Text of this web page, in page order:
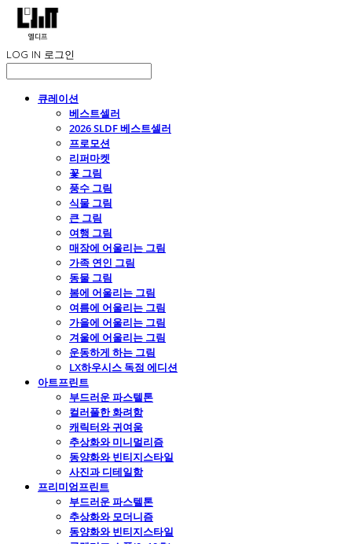
LOG IN 로그인
큐레이션
베스트셀러
2026 SLDF 베스트셀러
프로모션
리퍼마켓
꽃 그림
풍수 그림
식물 그림
큰 그림
여행 그림
매장에 어울리는 그림
가족 연인 그림
동물 그림
봄에 어울리는 그림
여름에 어울리는 그림
가을에 어울리는 그림
겨울에 어울리는 그림
운동하게 하는 그림
LX하우시스 독점 에디션
아트프린트
부드러운 파스텔톤
컬러풀한 화려함
캐릭터와 귀여움
추상화와 미니멀리즘
동양화와 빈티지스타일
사진과 디테일함
프리미엄프린트
부드러운 파스텔톤
추상화와 모더니즘
동양화와 빈티지스타일